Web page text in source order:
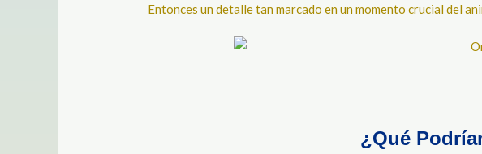
Entonces un detalle tan marcado en un momento crucial del
¿Qué